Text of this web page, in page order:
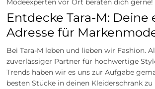
Modeexperten vor Ort beraten dich gerne!
Entdecke Tara-M: Deine
Adresse für
Bei Tara-M leben und lieben wir Fashion.
zuverlässiger Partner für hochwertige
Trends haben wir es uns zur Aufgabe
besten Stücke in deinen Kleiderschrank